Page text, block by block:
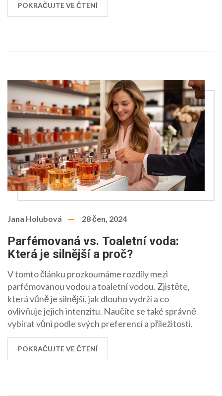
POKRAČUJTE VE ČTENÍ
Jana Holubová 28 čen, 2024
Parfémovaná vs. Toaletní voda:
Která je silnější a proč?
V tomto článku prozkoumáme rozdíly mezi
parfémovanou vodou a toaletní vodou. Zjistěte,
která vůně je silnější, jak dlouho vydrží a co
ovlivňuje jejich intenzitu. Naučíte se také správně
vybírat vůni podle svých preferencí a příležitosti.
POKRAČUJTE VE ČTENÍ